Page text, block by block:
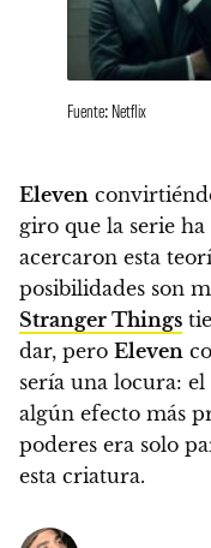
Fuente: Netflix
Eleven
giro que la serie
acercaron esta
posibilidades son
Stranger Things
dar, pero Eleven
sería una locura: el
algún efecto más
poderes era solo
esta criatura.